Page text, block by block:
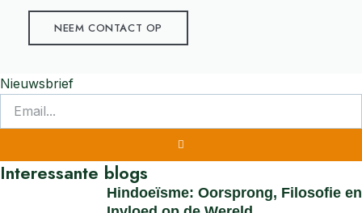
NEEM CONTACT OP
Nieuwsbrief
Interessante blogs
Hindoeïsme: Oorsprong, Filosofie en